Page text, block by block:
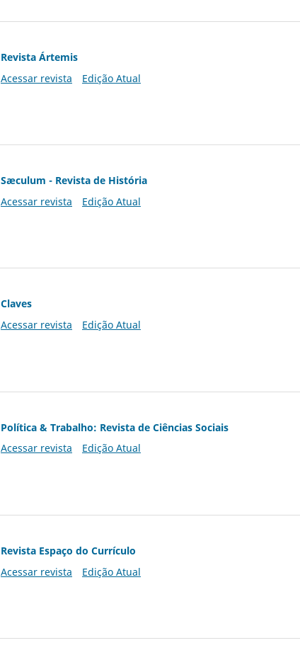
Revista Ártemis
Acessar revista
Edição Atual
Sæculum - Revista de História
Acessar revista
Edição Atual
Claves
Acessar revista
Edição Atual
Política & Trabalho: Revista de Ciências Sociais
Acessar revista
Edição Atual
Revista Espaço do Currículo
Acessar revista
Edição Atual